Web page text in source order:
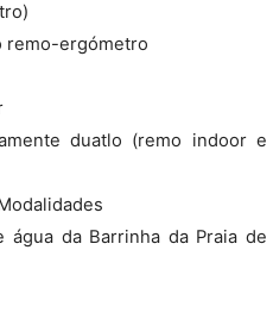
remo-ergómetro
duatlo (remo indoor e
água da Barrinha da Praia de